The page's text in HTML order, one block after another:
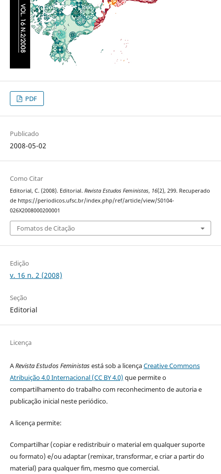
PDF
Publicado
2008-05-02
Como Citar
Editorial, C. (2008). Editorial. Revista Estudos Feministas, 16(2), 299. Recuperado
de https://periodicos.ufsc.br/index.php/ref/article/view/S0104-
026X2008000200001
Fomatos de Citação
Edição
v. 16 n. 2 (2008)
Seção
Editorial
Licença
ARevista Estudos Feministasestá sob a licençaCreative Commons
Atribuição 4.0 Internacional (CC BY 4.0) que permite o
compartilhamento do trabalho com reconhecimento de autoria e
publicação inicial neste periódico.
A licença permite:
Compartilhar (copiar e redistribuir o material em qualquer suporte
ou formato) e/ou adaptar (remixar, transformar, e criar a partir do
material) para qualquer fim, mesmo que comercial.